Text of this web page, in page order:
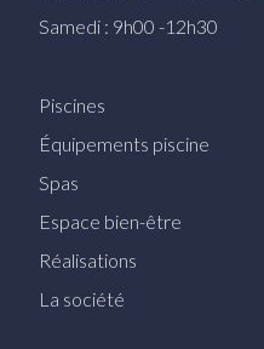
Samedi : 9h00 -12h30
Piscines
Équipements piscine
Spas
Espace bien-être
Réalisations
La société